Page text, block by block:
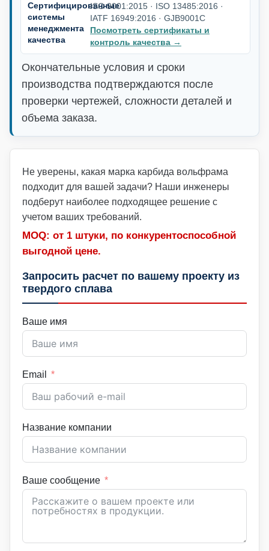
Сертифицированные
системы
менеджмента
качества
ISO 9001:2015 · ISO 13485:2016 ·
IATF 16949:2016 · GJB9001C
Посмотреть сертификаты и
контроль качества →
Окончательные условия и сроки
производства подтверждаются после
проверки чертежей, сложности деталей и
объема заказа.
Не уверены, какая марка карбида вольфрама
подходит для вашей задачи? Наши инженеры
подберут наиболее подходящее решение с
учетом ваших требований.
MOQ: от 1 штуки, по конкурентоспособной
выгодной цене.
Запросить расчет по вашему проекту из
твердого сплава
Ваше имя
Email
Название компании
Ваше сообщение